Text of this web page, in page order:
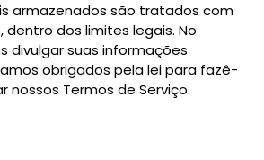
armazenados são tratados com
dos limites legais. No
divulgar suas informações
obrigados pela lei para fazê-
nossos Termos de Serviço.